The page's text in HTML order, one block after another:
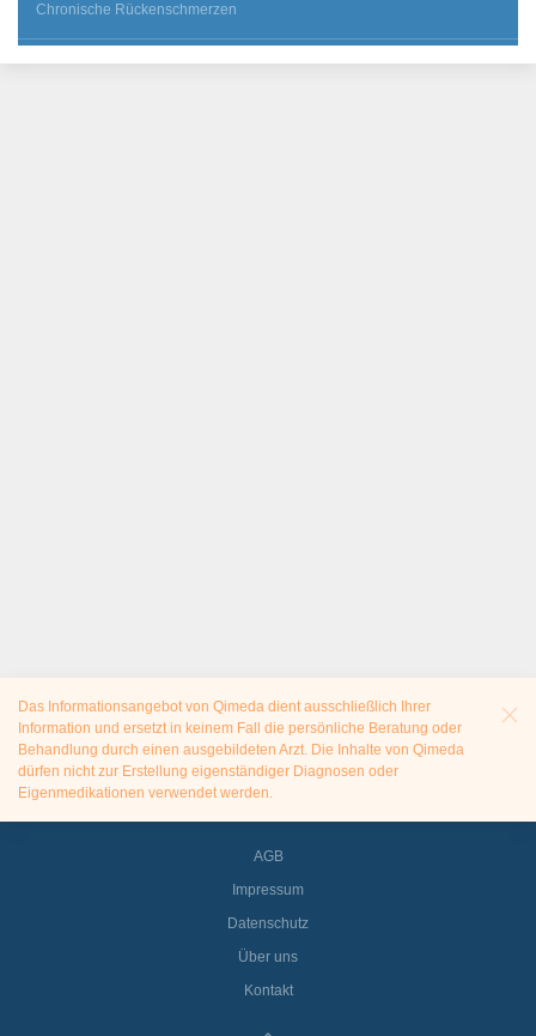
Chronische Rückenschmerzen
Das Informationsangebot von Qimeda dient ausschließlich Ihrer
Information und ersetzt in keinem Fall die persönliche Beratung oder
Behandlung durch einen ausgebildeten Arzt. Die Inhalte von Qimeda
dürfen nicht zur Erstellung eigenständiger Diagnosen oder
Eigenmedikationen verwendet werden.
AGB
Impressum
Datenschutz
Über uns
Kontakt